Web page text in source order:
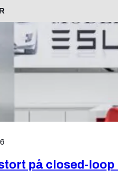
på closed-